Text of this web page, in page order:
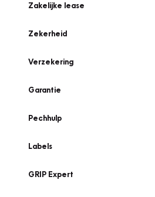
Zakelijke lease
Zekerheid
Verzekering
Garantie
Pechhulp
Labels
GRIP Expert